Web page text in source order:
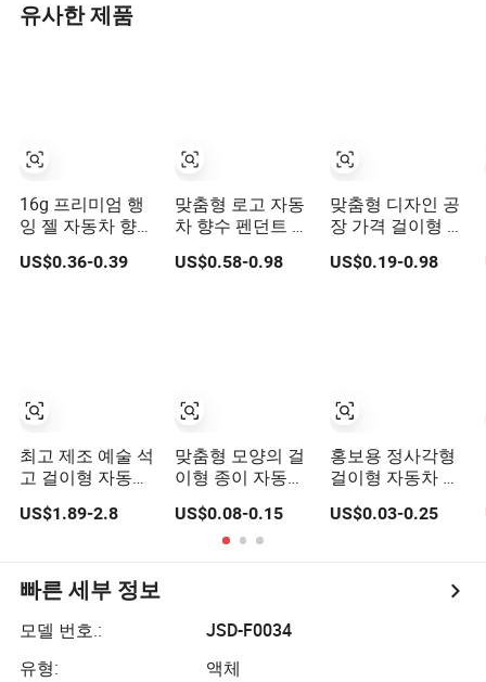
유사한 제품
16g 프리미엄 행
잉 젤 자동차 향수
신선한 꽃 복숭아
자스민 향
US$0.36-0.39
최고 제조 예술 석
고 걸이형 자동차
US$1.89-2.8
맞춤형 로고 자동
차 향수 펜던트 걸
이형 향기 완벽한
개막 기념품 최고
US$0.58-0.98
맞춤형 모양의 걸
이형 종이 자동차
정제 맞춤형 자동
차 향수
US$0.08-0.15
맞춤형 디자인 공
장 가격 걸이형 에
센셜 오일 디퓨저
자동차 방향제 종
US$0.19-0.98
홍보용 정사각형
걸이형 자동차 방
차 향수
US$0.03-0.25
빠른 세부 정보
모델 번호.:
JSD-F0034
유형:
액체